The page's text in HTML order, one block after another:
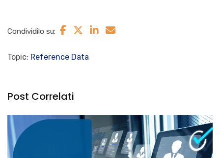
Condividilo su:
Topic: Reference Data
Post Correlati